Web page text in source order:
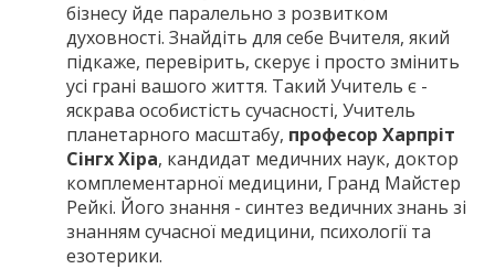
бізнесу йде паралельно з розвитком
духовності. Знайдіть для себе Вчителя, який
підкаже, перевірить, скерує і просто змінить
усі грані вашого життя. Такий Учитель є -
яскрава особистість сучасності, Учитель
планетарного масштабу, професор Харпріт
Сінгх Хіра, кандидат медичних наук, доктор
комплементарної медицини, Гранд Майстер
Рейкі. Його знання - синтез ведичних знань зі
знанням сучасної медицини, психології та
езотерики.